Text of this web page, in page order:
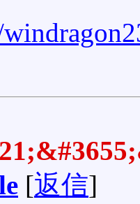
[返信]